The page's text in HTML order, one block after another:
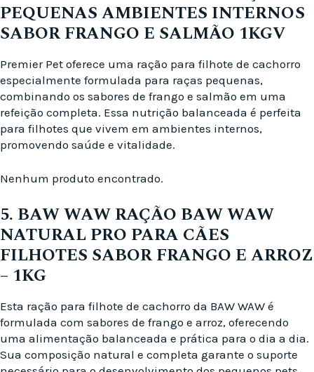
PEQUENAS AMBIENTES INTERNOS
SABOR FRANGO E SALMÃO 1KGV
Premier Pet oferece uma ração para filhote de cachorro
especialmente formulada para raças pequenas,
combinando os sabores de frango e salmão em uma
refeição completa. Essa nutrição balanceada é perfeita
para filhotes que vivem em ambientes internos,
promovendo saúde e vitalidade.
Nenhum produto encontrado.
5. BAW WAW RAÇÃO BAW WAW
NATURAL PRO PARA CÃES
FILHOTES SABOR FRANGO E ARROZ
– 1KG
Esta ração para filhote de cachorro da BAW WAW é
formulada com sabores de frango e arroz, oferecendo
uma alimentação balanceada e prática para o dia a dia.
Sua composição natural e completa garante o suporte